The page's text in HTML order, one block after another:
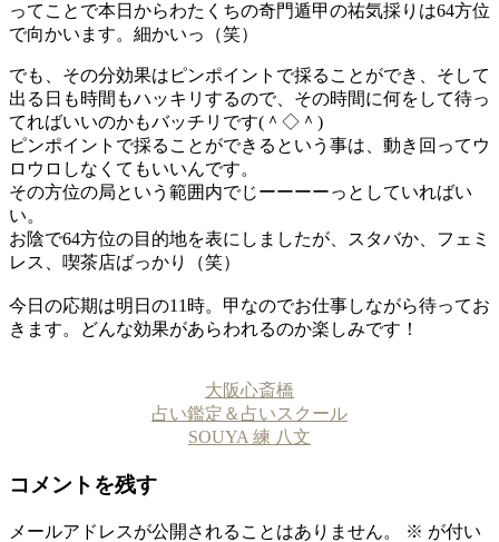
ってことで本日からわたくちの奇門遁甲の祐気採りは64方位
で向かいます。細かいっ（笑）
でも、その分効果はピンポイントで採ることができ、そして
出る日も時間もハッキリするので、その時間に何をして待っ
てればいいのかもバッチリです(＾◇＾)
ピンポイントで採ることができるという事は、動き回ってウ
ロウロしなくてもいいんです。
その方位の局という範囲内でじーーーーっとしていればい
い。
お陰で64方位の目的地を表にしましたが、スタバか、フェミ
レス、喫茶店ばっかり（笑）
今日の応期は明日の11時。甲なのでお仕事しながら待ってお
きます。どんな効果があらわれるのか楽しみです！
大阪心斎橋
占い鑑定＆占いスクール
SOUYA 練 八文
コメントを残す
メールアドレスが公開されることはありません。 ※ が付い